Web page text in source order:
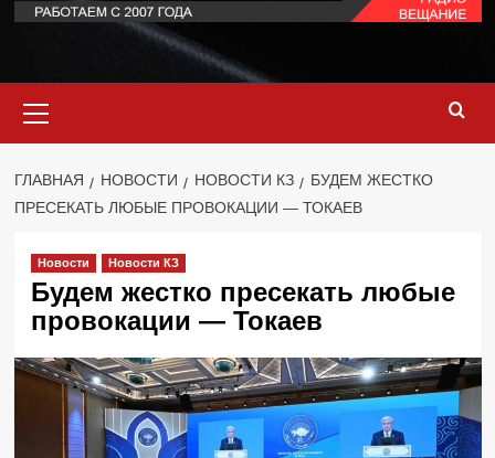
меню
ГЛАВНАЯ НОВОСТИ НОВОСТИ КЗ
БУДЕМ ЖЕСТКО
ПРЕСЕКАТЬ ЛЮБЫЕ ПРОВОКАЦИИ — ТОКАЕВ
Новости Новости КЗ
Будем жестко пресекать любые
провокации — Токаев